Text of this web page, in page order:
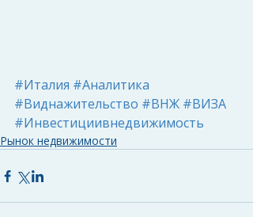
#Италия #Аналитика
#Виднажительство #ВНЖ #ВИЗА
#Инвестициивнедвижимость
Рынок недвижимости